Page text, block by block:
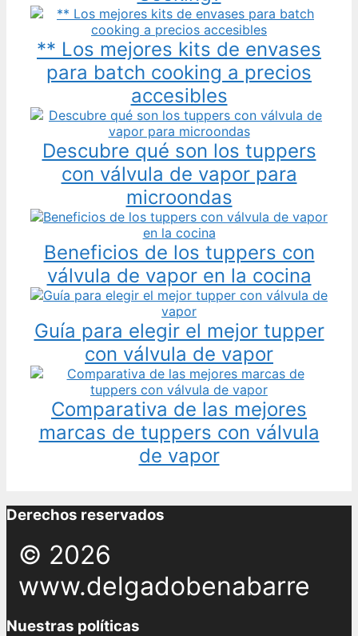
** Los mejores kits de envases
para batch cooking a precios
accesibles
Descubre qué son los tuppers
con válvula de vapor para
microondas
Beneficios de los tuppers con
válvula de vapor en la cocina
Guía para elegir el mejor tupper
con válvula de vapor
Comparativa de las mejores
marcas de tuppers con válvula
de vapor
Derechos reservados
© 2026
www.delgadobenabarre
Nuestras políticas